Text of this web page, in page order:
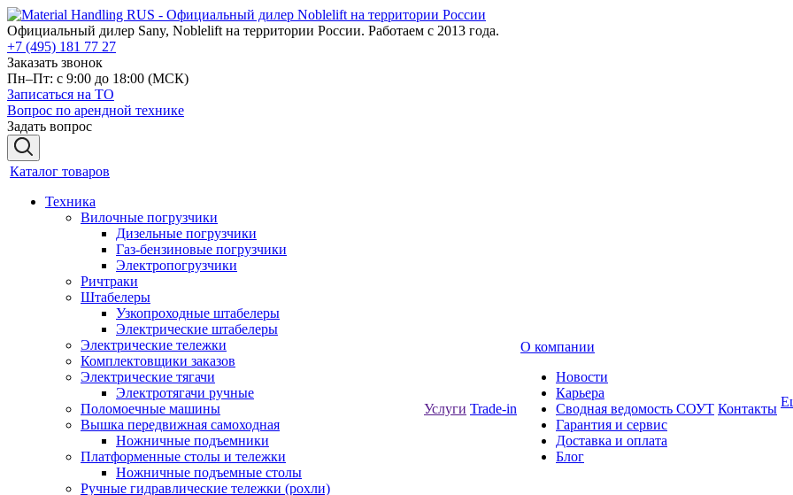
Официальный дилер Sany, Noblelift на территории России. Работаем с 2013 года.
+7 (495) 181 77 27
Заказать звонок
Пн–Пт: с 9:00 до 18:00 (МСК)
Записаться на ТО
Вопрос по арендной технике
Задать вопрос
Каталог товаров
Техника
Вилочные погрузчики
Дизельные погрузчики
Газ-бензиновые погрузчики
Электропогрузчики
Ричтраки
Штабелеры
Узкопроходные штабелеры
Электрические штабелеры
Электрические тележки
Комплектовщики заказов
Электрические тягачи
Электротягачи ручные
Поломоечные машины
Вышка передвижная самоходная
Ножничные подъемники
Платформенные столы и тележки
Ножничные подъемные столы
Ручные гидравлические тележки (рохли)
Услуги Trade-in
О компании
Новости
Карьера
Сводная ведомость СОУТ
Гарантия и сервис
Доставка и оплата
Блог
Контакты